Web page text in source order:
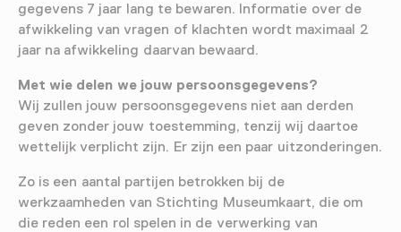
gegevens 7 jaar lang te bewaren. Informatie over de
afwikkeling van vragen of klachten wordt maximaal 2
jaar na afwikkeling daarvan bewaard.
Met wie delen we jouw persoonsgegevens?
Wij zullen jouw persoonsgegevens niet aan derden
geven zonder jouw toestemming, tenzij wij daartoe
wettelijk verplicht zijn. Er zijn een paar uitzonderingen.
Zo is een aantal partijen betrokken bij de
werkzaamheden van Stichting Museumkaart, die om
die reden een rol spelen in de verwerking van